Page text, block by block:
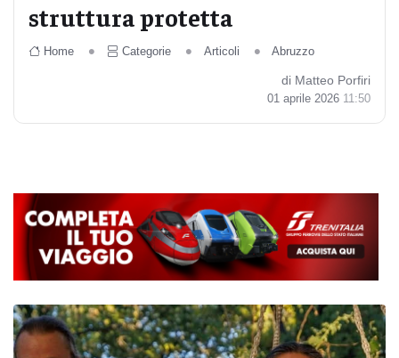
struttura protetta
Home Categorie Articoli Abruzzo
di Matteo Porfiri
01 aprile 2026 11:50